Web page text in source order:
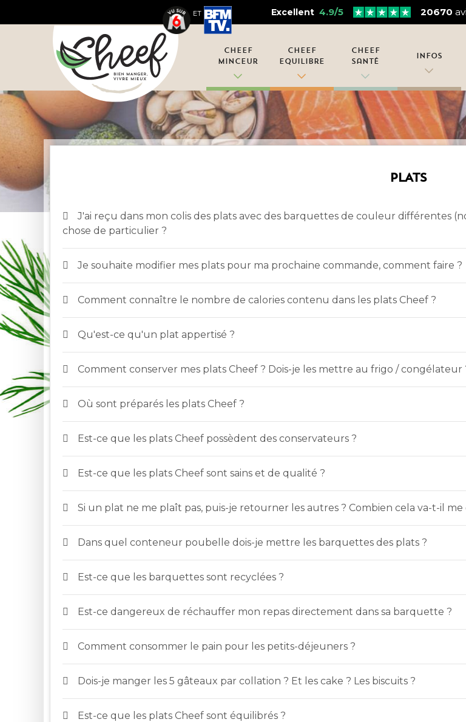
ET Excellent 4.9/5 20670
Cheef
Minceur
Cheef
Equilibre
Cheef
Santé
Infos
PLATS
J'ai reçu dans mon colis des plats avec des barquettes de couleur différentes
chose de particulier ?
Je souhaite modifier mes plats pour ma prochaine commande, comment faire ?
Comment connaître le nombre de calories contenu dans les plats Cheef ?
Qu'est-ce qu'un plat appertisé ?
Comment conserver mes plats Cheef ? Dois-je les mettre au frigo / congélateur
Où sont préparés les plats Cheef ?
Est-ce que les plats Cheef possèdent des conservateurs ?
Est-ce que les plats Cheef sont sains et de qualité ?
Si un plat ne me plaît pas, puis-je retourner les autres ? Combien cela va-t-il
Dans quel conteneur poubelle dois-je mettre les barquettes des plats ?
Est-ce que les barquettes sont recyclées ?
Est-ce dangereux de réchauffer mon repas directement dans sa barquette ?
Comment consommer le pain pour les petits-déjeuners ?
Dois-je manger les 5 gâteaux par collation ? Et les cake ? Les biscuits ?
Est-ce que les plats Cheef sont équilibrés ?